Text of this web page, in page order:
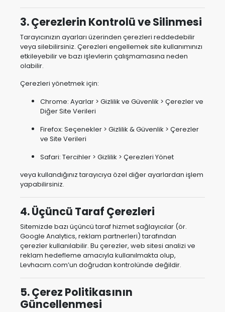
3. Çerezlerin Kontrolü ve Silinmesi
Tarayıcınızın ayarları üzerinden çerezleri reddedebilir
veya silebilirsiniz. Çerezleri engellemek site kullanımınızı
etkileyebilir ve bazı işlevlerin çalışmamasına neden
olabilir.
Çerezleri yönetmek için:
Chrome: Ayarlar > Gizlilik ve Güvenlik > Çerezler ve
Diğer Site Verileri
Firefox: Seçenekler > Gizlilik & Güvenlik > Çerezler
ve Site Verileri
Safari: Tercihler > Gizlilik > Çerezleri Yönet
veya kullandığınız tarayıcıya özel diğer ayarlardan işlem
yapabilirsiniz.
4. Üçüncü Taraf Çerezleri
Sitemizde bazı üçüncü taraf hizmet sağlayıcılar (ör.
Google Analytics, reklam partnerleri) tarafından
çerezler kullanılabilir. Bu çerezler, web sitesi analizi ve
reklam hedefleme amacıyla kullanılmakta olup,
Levhacım.com’un doğrudan kontrolünde değildir.
5. Çerez Politikasının
Güncellenmesi